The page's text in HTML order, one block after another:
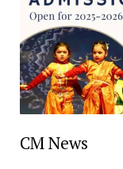
CM News